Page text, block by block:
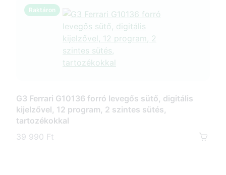
Raktáron
G3 Ferrari G10136 forró levegős sütő, digitális
kijelzővel, 12 program, 2 szintes sütés,
tartozékokkal
39 990 Ft